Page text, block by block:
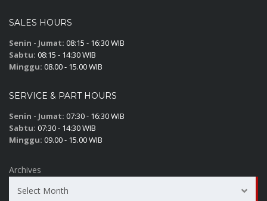
SALES HOURS
Senin - Jumat: 08:15 - 16:30 WIB
Sabtu: 08:15 - 14:30 WIB
Minggu: 08.00 - 15.00 WIB
SERVICE & PART HOURS
Senin - Jumat: 07:30 - 16:30 WIB
Sabtu: 07:30 - 14:30 WIB
Minggu: 09.00 - 15.00 WIB
Archives
Select Month